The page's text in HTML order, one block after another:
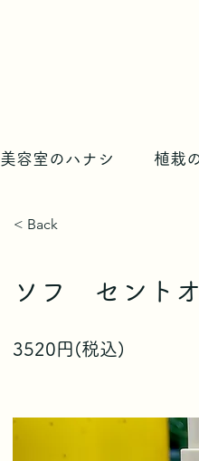
美容室のハナシ 植栽
< Back
ソフ セント
3520円(税込)